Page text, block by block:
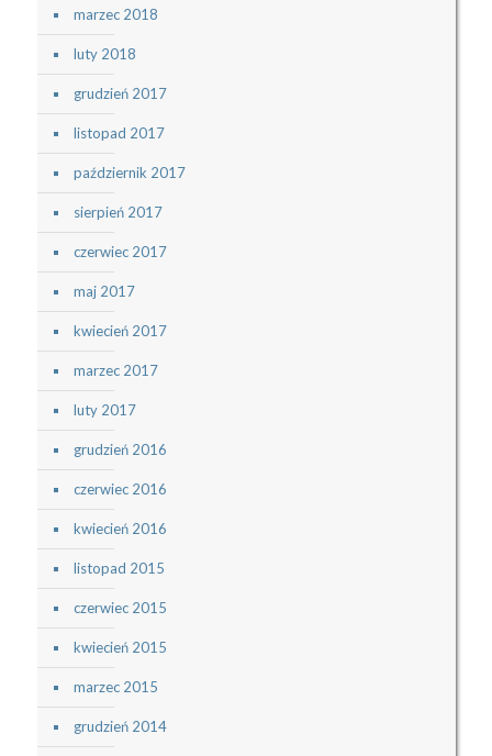
marzec 2018
luty 2018
grudzień 2017
listopad 2017
październik 2017
sierpień 2017
czerwiec 2017
maj 2017
kwiecień 2017
marzec 2017
luty 2017
grudzień 2016
czerwiec 2016
kwiecień 2016
listopad 2015
czerwiec 2015
kwiecień 2015
marzec 2015
grudzień 2014